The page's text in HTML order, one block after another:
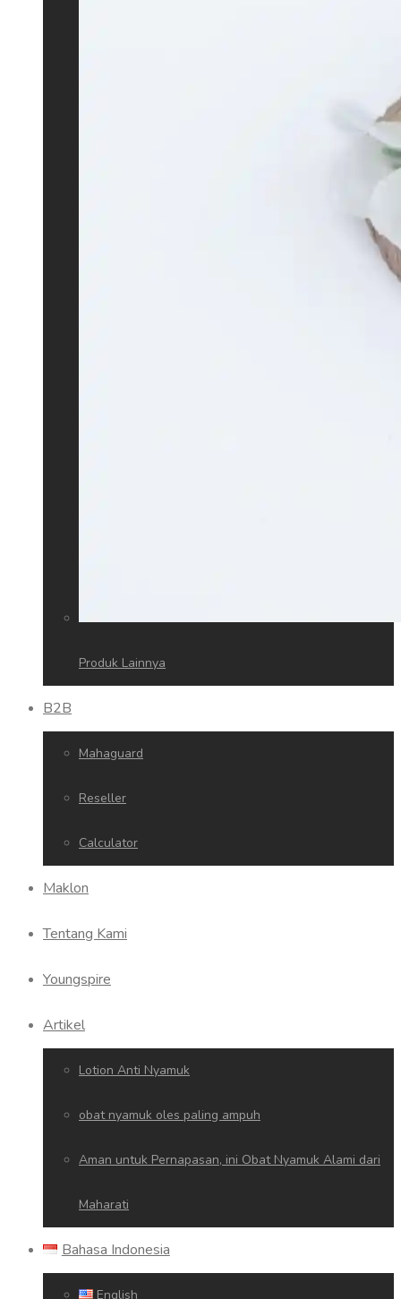
Produk Lainnya
B2B
Mahaguard
Reseller
Calculator
Maklon
Tentang Kami
Youngspire
Artikel
Lotion Anti Nyamuk
obat nyamuk oles paling ampuh
Aman untuk Pernapasan, ini Obat Nyamuk Alami dari
Maharati
Bahasa Indonesia
English